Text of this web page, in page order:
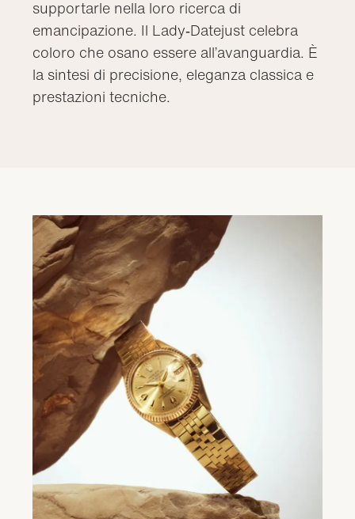
supportarle nella loro ricerca di
emancipazione. Il Lady‑Datejust celebra
coloro che osano essere all’avanguardia. È
la sintesi di precisione, eleganza classica e
prestazioni tecniche.